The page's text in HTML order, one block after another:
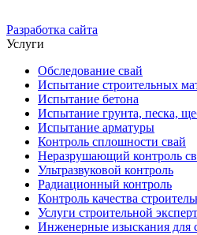
Разработка сайта
Услуги
Обследование свай
Испытание строительных
Испытание бетона
Испытание грунта, песка,
Испытание арматуры
Контроль сплошности свай
Неразрушающий контроль
Ультразвуковой контроль
Радиационный контроль
Контроль качества
Услуги строительной
Инженерные изыскания для